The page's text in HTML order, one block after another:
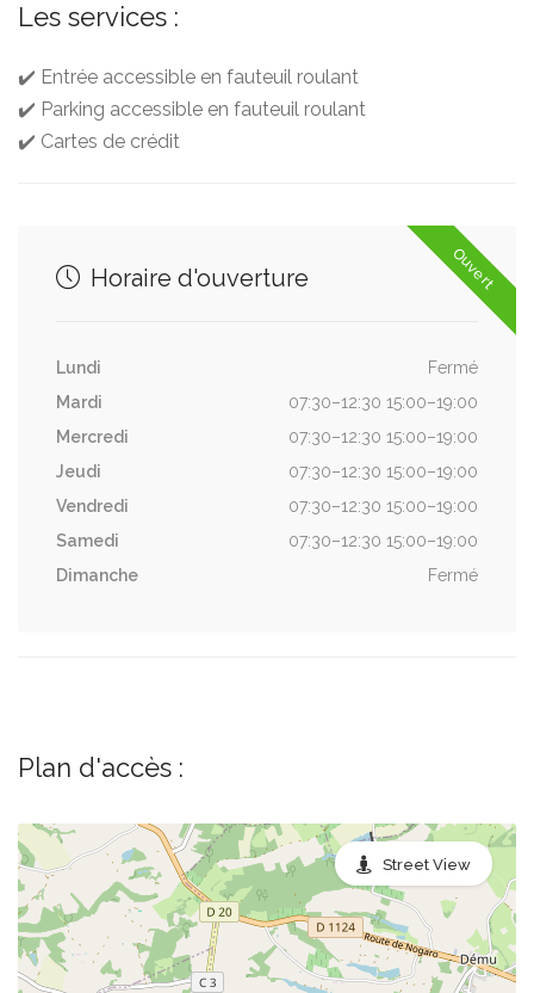
Les services :
✔️ Entrée accessible en fauteuil roulant
✔️ Parking accessible en fauteuil roulant
✔️ Cartes de crédit
Ouvert
Horaire d'ouverture
Lundi
Fermé
Mardi
07:30–12:30 15:00–19:00
Mercredi
07:30–12:30 15:00–19:00
Jeudi
07:30–12:30 15:00–19:00
Vendredi
07:30–12:30 15:00–19:00
Samedi
07:30–12:30 15:00–19:00
Dimanche
Fermé
Plan d'accès :
Street View